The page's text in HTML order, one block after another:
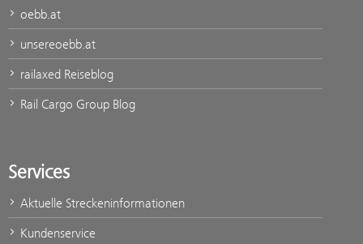
oebb.at
unsereoebb.at
railaxed Reiseblog
Rail Cargo Group Blog
Services
Aktuelle Streckeninformationen
Kundenservice